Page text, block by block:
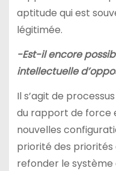
aptitude qui est
légitimée.
-Est-il encore
intellectuelle
Il s’agit de
du rapport de force
nouvelles
priorité des
refonder le